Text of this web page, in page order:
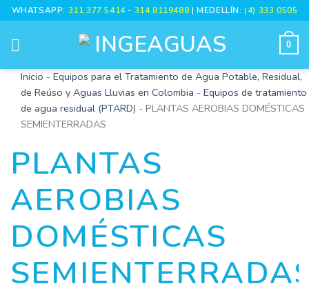
WHATSAPP: 311 377 5414- 314 8119488 | MEDELLÍN:(4) 333 0505
0
Inicio - Equipos para el Tratamiento de Agua Potable, Residual,
de Reúso y Aguas Lluvias en Colombia - Equipos de tratamiento
de agua residual (PTARD) - PLANTAS AEROBIAS DOMÉSTICAS
SEMIENTERRADAS
PLANTAS
AEROBIAS
DOMÉSTICAS